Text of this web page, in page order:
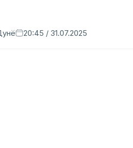
20:45 / 31.07.2025